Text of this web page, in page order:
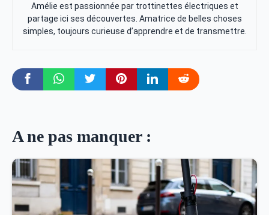
Amélie est passionnée par trottinettes électriques et
partage ici ses découvertes. Amatrice de belles choses
simples, toujours curieuse d’apprendre et de transmettre.
A ne pas manquer :